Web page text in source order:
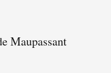
Maupassant